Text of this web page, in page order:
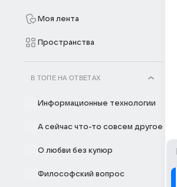
Моя лента
Пространства
В ТОПЕ НА ОТВЕТАХ
Информационные технологии
А сейчас что-то совсем другое
О любви без купюр
Философский вопрос